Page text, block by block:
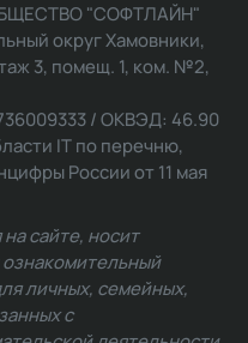
"СОФТЛАЙН"
округ Хамовники,
3, помещ. 1, ком. №2,
/ ОКВЭД: 46.90
IT по перечню,
России от 11 мая
сайте, носит
личных, семейных,
с